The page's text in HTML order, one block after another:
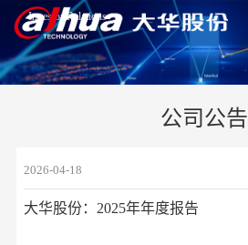
Investor Relations
公司公告
2026-04-18
大华股份：2025年年度报告